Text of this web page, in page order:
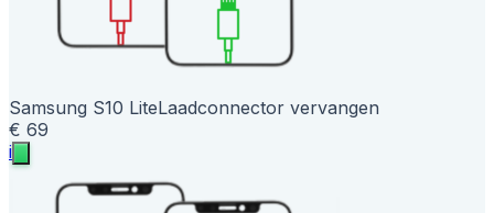
Samsung S10 LiteLaadconnector vervangen
€ 69
i